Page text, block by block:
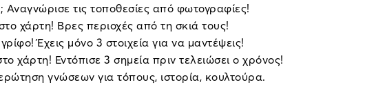
Αναγνώρισε τις τοποθεσίες από φωτογραφίες!
χάρτη! Βρες περιοχές από τη σκιά τους!
Έχεις μόνο 3 στοιχεία για να μαντέψεις!
χάρτη! Εντόπισε 3 σημεία πριν τελειώσει ο χρόνος!
γνώσεων για τόπους, ιστορία, κουλτούρα.